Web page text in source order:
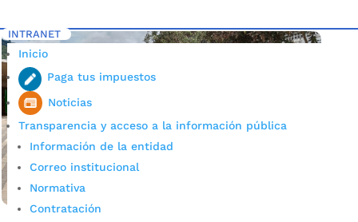
INTRANET
Inicio
Paga tus impuestos
Noticias
Transparencia y acceso a la información pública
Información de la entidad
Correo institucional
Normativa
Contratación
Inicio 5 Etiqueta: PAE colegio Colorados